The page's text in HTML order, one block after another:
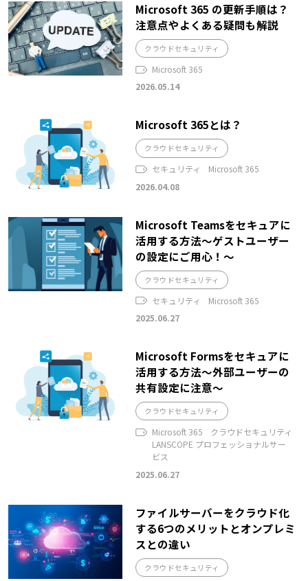
Microsoft 365 の更新手順は？
注意点やよくある疑問も解説
クラウドセキュリティ
Microsoft 365
2026.05.14
Microsoft 365とは？
クラウドセキュリティ
セキュリティ
Microsoft 365
2026.04.08
Microsoft Teamsをセキュアに
活用する方法～ゲストユーザー
の設定にご用心！～
クラウドセキュリティ
セキュリティ
Microsoft 365
2025.06.27
Microsoft Formsをセキュアに
活用する方法～外部ユーザーの
共有設定に注意～
クラウドセキュリティ
Microsoft 365
クラウドセキュリティ
LANSCOPE プロフェッショナルサー
ビス
2025.06.27
ファイルサーバーをクラウド化
する6つのメリットとオンプレミ
スとの違い
クラウドセキュリティ